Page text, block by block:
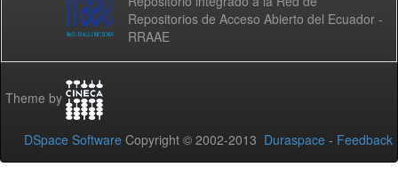
Repositorios de Acceso Abierto del Ecuador -
RRAAE
Theme by
DSpace Software Copyright © 2002-2013 Duraspace - Feedback